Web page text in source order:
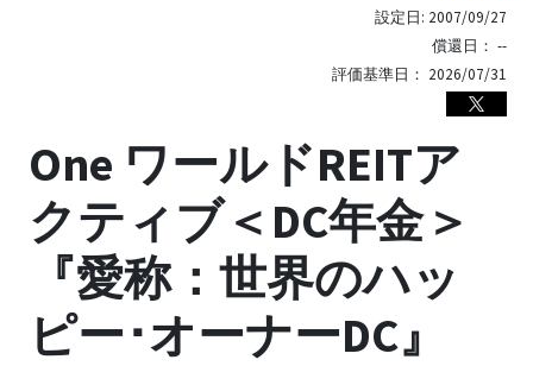
設定日: 2007/09/27
償還日： --
評価基準日： 2026/07/31
One ワールドREITア
クティブ＜DC年金＞
『愛称：世界のハッ
ピー･オーナーDC』